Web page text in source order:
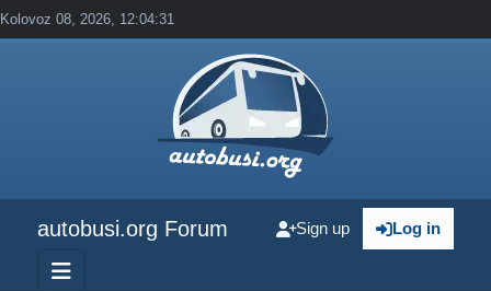
Kolovoz 08, 2026, 12:04:31
autobusi.org Forum Log in
Sign up